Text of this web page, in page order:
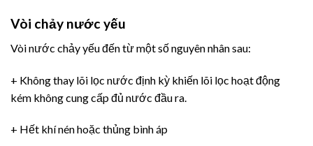
Vòi chảy nước yếu
Vòi nước chảy yếu đến từ một số nguyên nhân sau:
+ Không thay lõi lọc nước định kỳ khiến lõi lọc hoạt động
kém không cung cấp đủ nước đầu ra.
+ Hết khí nén hoặc thủng bình áp